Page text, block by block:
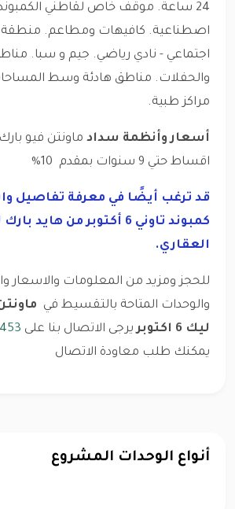
24 ساعة. موقف خاص لقاطني
اصطناعية. كافيهات ومطاعم. منطقة
اجتماعي - نادي رياضي. جيم و سبا.
والحفلات. مناطق هادئة وسط
مراكز طبية.
أسعار وأنظمة سداد ماونتن فيو بارك ذا
اقساط حتي 9 سنوات بمقدم 10%
قد ترغب أيضًا في معرفة تفاصيل
كمبوند تاوني 6 أكتوبر من هايد
العقاري.
للحجز ومزيد من المعلومات والاسعار
والوحدات المتاحة بالتقسيط في
ليك 6 اكتوبر
يرجى الاتصال بنا على
يمكنك طلب معاودة الاتصال
أنواع الوحدات المشروع